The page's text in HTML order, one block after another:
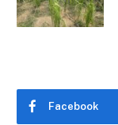
Facebook